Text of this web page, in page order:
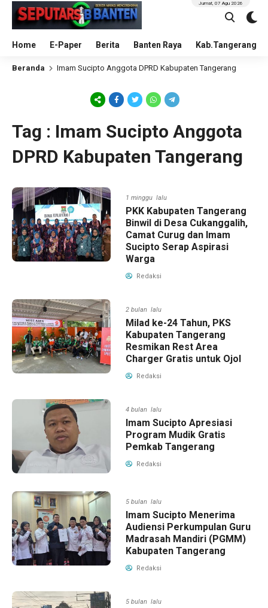
Home E-Paper Berita Banten Raya Kab.Tangerang
Jumat, 07 Agu 2026
Beranda Imam Sucipto Anggota DPRD Kabupaten Tangerang
Tag : Imam Sucipto Anggota
DPRD Kabupaten Tangerang
1 minggu lalu
PKK Kabupaten Tangerang
Binwil di Desa Cukanggalih,
Camat Curug dan Imam
Sucipto Serap Aspirasi
Warga
Redaksi
2 bulan lalu
Milad ke-24 Tahun, PKS
Kabupaten Tangerang
Resmikan Rest Area
Charger Gratis untuk Ojol
Redaksi
4 bulan lalu
Imam Sucipto Apresiasi
Program Mudik Gratis
Pemkab Tangerang
Redaksi
5 bulan lalu
Imam Sucipto Menerima
Audiensi Perkumpulan Guru
Madrasah Mandiri (PGMM)
Kabupaten Tangerang
Redaksi
5 bulan lalu